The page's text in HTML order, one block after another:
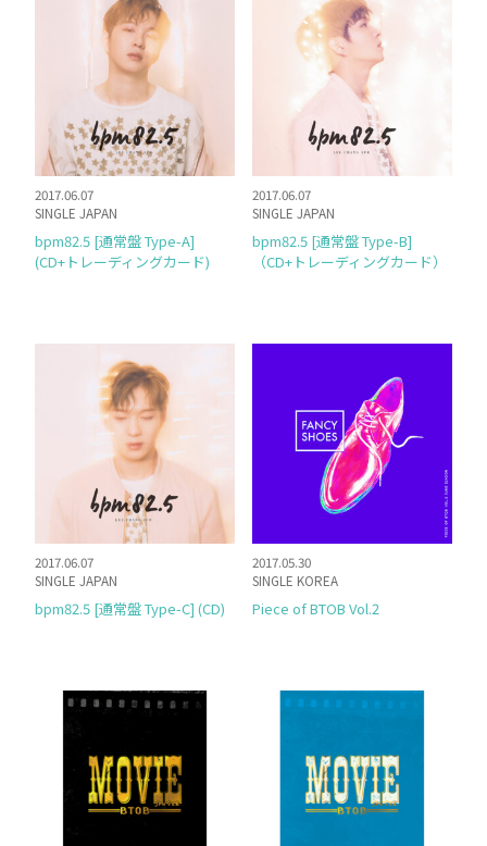
2017.06.07
SINGLE JAPAN
bpm82.5 [通常盤 Type-A]
(CD+トレーディングカード)
2017.06.07
SINGLE JAPAN
bpm82.5 [通常盤 Type-B]
（CD+トレーディングカード）
2017.06.07
SINGLE JAPAN
bpm82.5 [通常盤 Type-C] (CD)
2017.05.30
SINGLE KOREA
Piece of BTOB Vol.2